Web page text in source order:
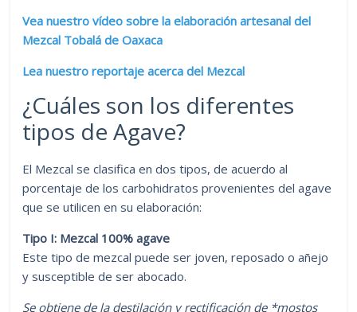
Vea nuestro vídeo sobre la elaboración artesanal del
Mezcal Tobalá de Oaxaca
Lea nuestro reportaje acerca del Mezcal
¿Cuáles son los diferentes
tipos de Agave?
El Mezcal se clasifica en dos tipos, de acuerdo al
porcentaje de los carbohidratos provenientes del agave
que se utilicen en su elaboración:
Tipo I: Mezcal 100% agave
Este tipo de mezcal puede ser joven, reposado o añejo
y susceptible de ser abocado.
Se obtiene de la destilación y rectificación de *mostos